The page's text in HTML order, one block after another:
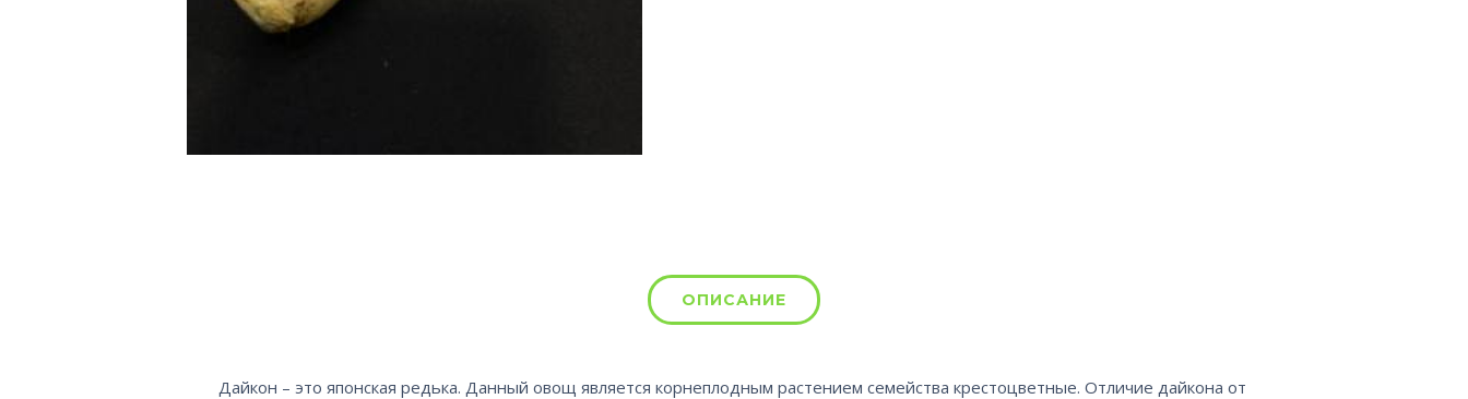
ОПИСАНИЕ
Дайкон – это японская редька. Данный овощ является корнеплодным растением семейства крестоцветные. Отличие дайкона от